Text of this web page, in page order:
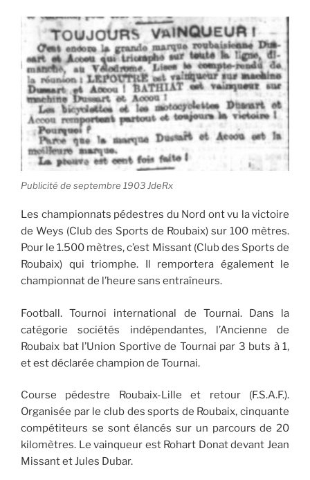
Publicité de septembre 1903 JdeRx
Les championnats pédestres du Nord ont vu la victoire
de Weys (Club des Sports de Roubaix) sur 100 mètres.
Pour le 1.500 mètres, c’est Missant (Club des Sports de
Roubaix) qui triomphe. Il remportera également le
championnat de l’heure sans entraîneurs.
Football. Tournoi international de Tournai. Dans la
catégorie sociétés indépendantes, l’Ancienne de
Roubaix bat l’Union Sportive de Tournai par 3 buts à 1,
et est déclarée champion de Tournai.
Course pédestre Roubaix-Lille et retour (F.S.A.F.).
Organisée par le club des sports de Roubaix, cinquante
compétiteurs se sont élancés sur un parcours de 20
kilomètres. Le vainqueur est Rohart Donat devant Jean
Missant et Jules Dubar.